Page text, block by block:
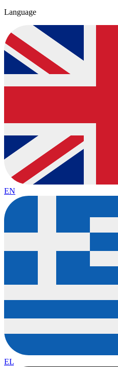
Language
EN
EL